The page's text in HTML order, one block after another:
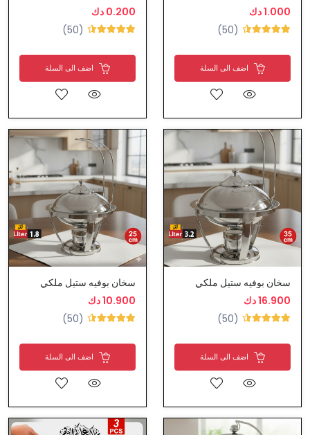
1.000 دك
(50)
اضف الى السلة
0.200 دك
(50)
اضف الى السلة
سخان بوفيه ستيل ملكي
16.900 دك
(50)
اضف الى السلة
سخان بوفيه ستيل ملكي
10.900 دك
(50)
اضف الى السلة